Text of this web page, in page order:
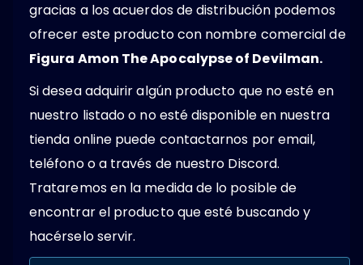
gracias a los acuerdos de distribución podemos
ofrecer este producto con nombre comercial de
Figura Amon The Apocalypse of Devilman.
Si desea adquirir algún producto que no esté en
nuestro listado o no esté disponible en nuestra
tienda online puede contactarnos por email,
teléfono o a través de nuestro Discord.
Trataremos en la medida de lo posible de
encontrar el producto que esté buscando y
hacérselo servir.